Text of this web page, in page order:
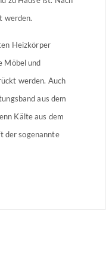
werden.
Heizkörper
Möbel und
werden. Auch
aus dem
Kälte aus dem
der sogenannte